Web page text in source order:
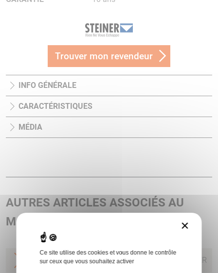
Trouver mon revendeur
INFO GÉNÉRALE
CARACTÉRISTIQUES
MÉDIA
AUTRES ARTICLES ASSOCIÉS AU
MODÈLE T432
VISEUR TACTICAL T432 4X32 CAL.7.62 STEINER
×
Ce site utilise des cookies et vous donne le contrôle
sur ceux que vous souhaitez activer